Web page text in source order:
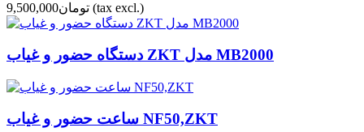
تومان9,500,000 (tax excl.)
دستگاه حضور و غیاب ZKT مدل MB2000
ساعت حضور و غیاب NF50,ZKT